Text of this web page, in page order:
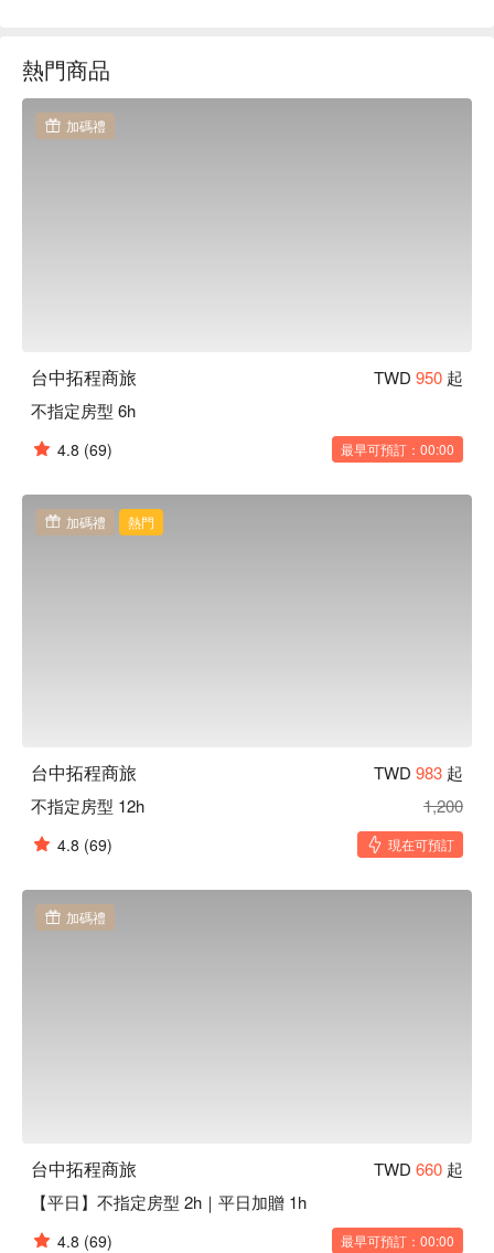
鐘；鄰近逢甲夜市及秋紅谷景觀生態公園，可輕鬆體驗當地小
吃及文化景觀。
台中拓程商旅優惠、台中拓程商旅住宿方案、台中拓程商旅休
息方案立刻查看⬇︎
熱門商品
加碼禮
台中拓程商旅 TWD 950 起
不指定房型 6h
4.8 (69) 最早可預訂：00:00
加碼禮 熱門
台中拓程商旅 TWD 983 起
不指定房型 12h
1,200
4.8 (69) 現在可預訂
加碼禮
台中拓程商旅 TWD 660 起
【平日】不指定房型 2h｜平日加贈 1h
4.8 (69) 最早可預訂：00:00